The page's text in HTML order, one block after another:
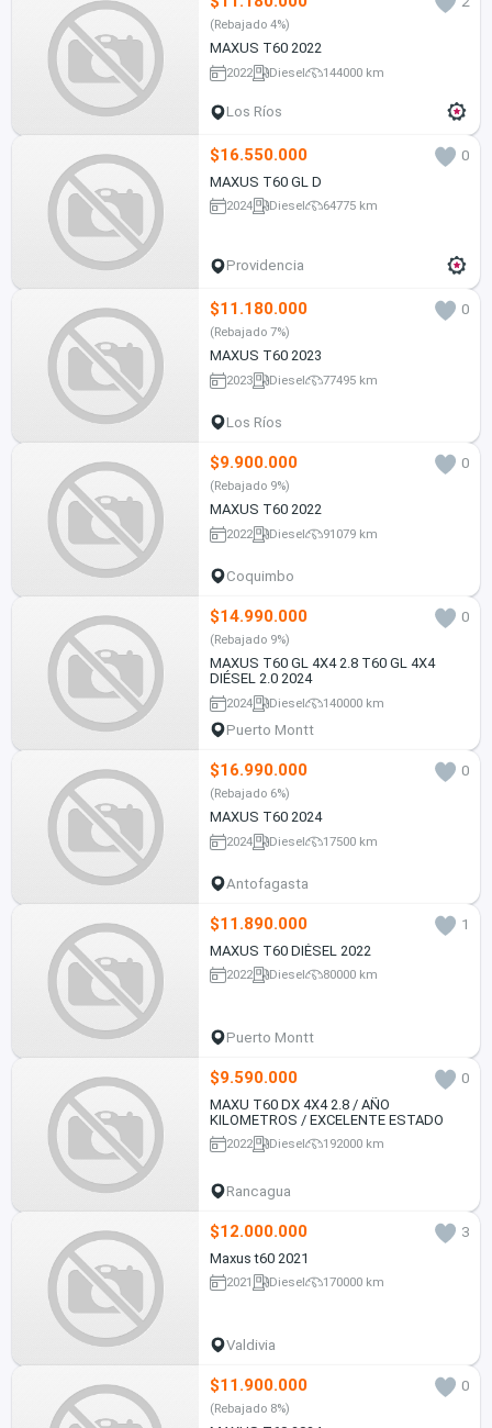
(Rebajado 4%)
MAXUS T60 2022
2022 Diesel 144000 km
Los Ríos
$16.550.000
0
MAXUS T60 GL D
2024 Diesel 64775 km
Providencia
$11.180.000 0
(Rebajado 7%)
MAXUS T60 2023
2023 Diesel 77495 km
Los Ríos
$9.900.000 0
(Rebajado 9%)
MAXUS T60 2022
2022 Diesel 91079 km
Coquimbo
$14.990.000 0
(Rebajado 9%)
MAXUS T60 GL 4X4 2.8 T60 GL 4X4
DIÉSEL 2.0 2024
2024 Diesel 140000 km
Puerto Montt
$16.990.000 0
(Rebajado 6%)
MAXUS T60 2024
2024 Diesel 17500 km
Antofagasta
$11.890.000
1
MAXUS T60 DIÉSEL 2022
2022 Diesel 80000 km
Puerto Montt
$9.590.000
0
MAXU T60 DX 4X4 2.8 / AÑO
KILOMETROS / EXCELENTE ESTADO
2022 Diesel 192000 km
Rancagua
$12.000.000
3
Maxus t60 2021
2021 Diesel 170000 km
Valdivia
$11.900.000 0
(Rebajado 8%)